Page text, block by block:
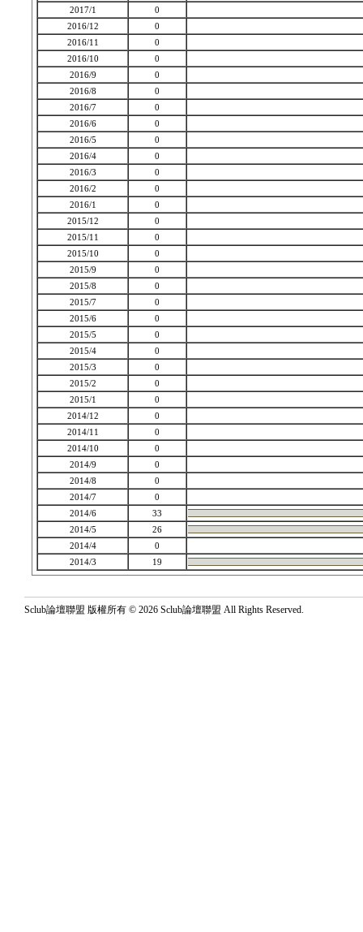
2017/1
0
2016/12
0
2016/11
0
2016/10
0
2016/9
0
2016/8
0
2016/7
0
2016/6
0
2016/5
0
2016/4
0
2016/3
0
2016/2
0
2016/1
0
2015/12
0
2015/11
0
2015/10
0
2015/9
0
2015/8
0
2015/7
0
2015/6
0
2015/5
0
2015/4
0
2015/3
0
2015/2
0
2015/1
0
2014/12
0
2014/11
0
2014/10
0
2014/9
0
2014/8
0
2014/7
0
2014/6
33
2014/5
26
2014/4
0
2014/3
19
Sclub論壇聯盟 版權所有 © 2026 Sclub論壇聯盟 All Rights Reserved.